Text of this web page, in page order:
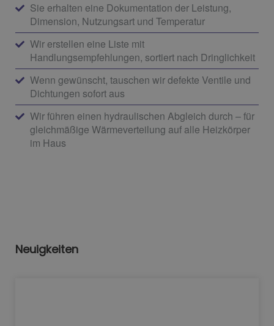
Sie erhalten eine Dokumentation der Leistung,
Dimension, Nutzungsart und Temperatur
Wir erstellen eine Liste mit
Handlungsempfehlungen, sortiert nach Dringlichkeit
Wenn gewünscht, tauschen wir defekte Ventile und
Dichtungen sofort aus
Wir führen einen hydraulischen Abgleich durch – für
gleichmäßige Wärmeverteilung auf alle Heizkörper
im Haus
Neuigkeiten